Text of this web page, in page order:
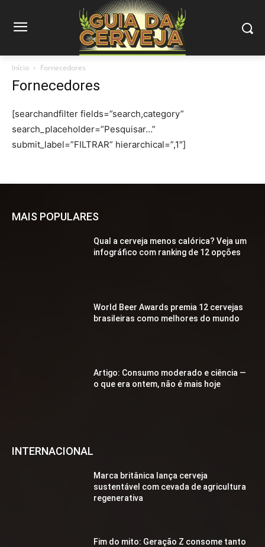
Início Fornecedores
Fornecedores
[searchandfilter fields=”search,category”
search_placeholder=”Pesquisar…”
submit_label=”FILTRAR” hierarchical=”,1″]
MAIS POPULARES
Qual a cerveja menos calórica? Veja um
infográfico com ranking de 12 opções
World Beer Awards premia 12 cervejas
brasileiras como melhores do mundo
Artigo: Consumo moderado e ciência —
o que era ontem, não é mais hoje
INTERNACIONAL
Marca britânica lança cerveja
sustentável com cevada de agricultura
regenerativa
Fim do mito: Geração Z consome tanto